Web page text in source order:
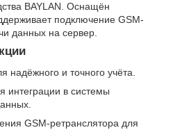
BAYLAN. Оснащён
подключение GSM-
данных на сервер.
надёжного и точного учёта.
интеграции в системы
GSM-ретранслятора для